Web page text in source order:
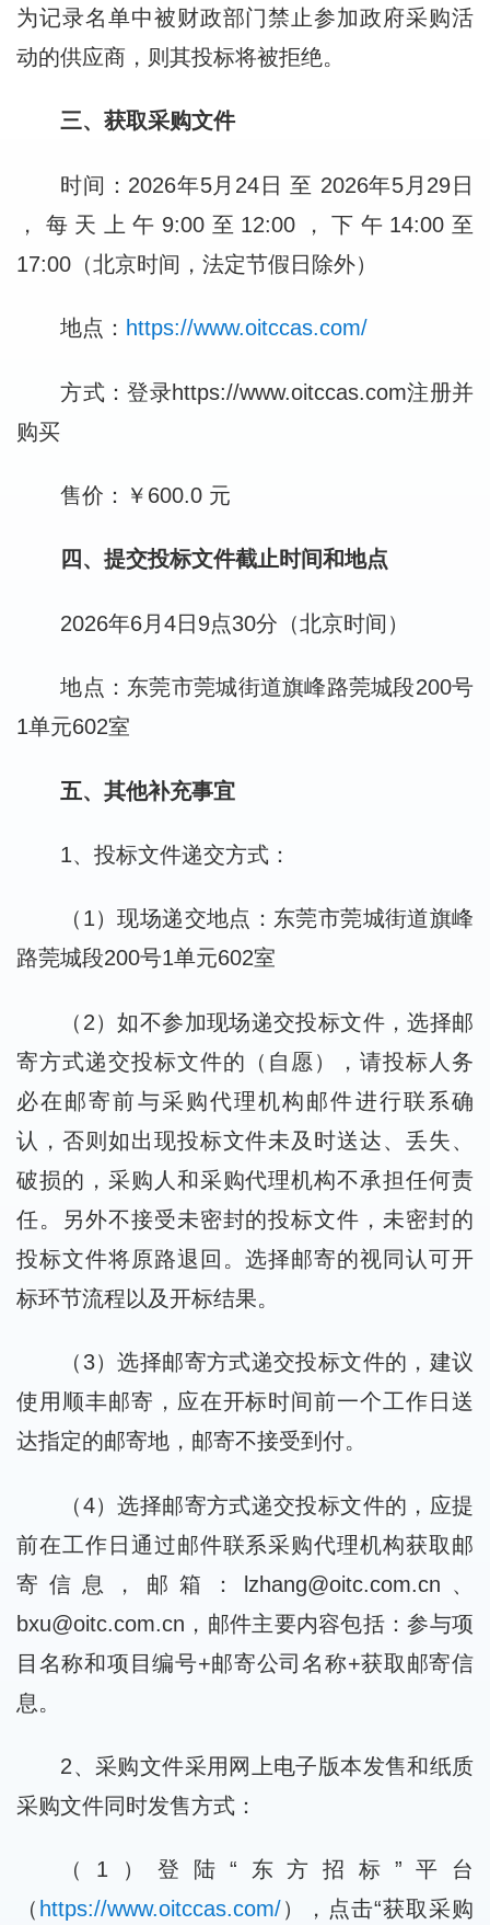
为记录名单中被财政部门禁止参加政府采购活
动的供应商，则其投标将被拒绝。
三、获取采购文件
时间：2026年5月24日 至 2026年5月29日
，每天上午9:00至12:00，下午14:00至
17:00（北京时间，法定节假日除外）
地点： https://www.oitccas.com/
方式：登录https://www.oitccas.com注册并
购买
售价：￥600.0 元
四、提交投标文件截止时间和地点
2026年6月4日9点30分（北京时间）
地点：东莞市莞城街道旗峰路莞城段200号
1单元602室
五、其他补充事宜
1、投标文件递交方式：
（1）现场递交地点：东莞市莞城街道旗峰
路莞城段200号1单元602室
（2）如不参加现场递交投标文件，选择邮
寄方式递交投标文件的（自愿），请投标人务
必在邮寄前与采购代理机构邮件进行联系确
认，否则如出现投标文件未及时送达、丢失、
破损的，采购人和采购代理机构不承担任何责
任。另外不接受未密封的投标文件，未密封的
投标文件将原路退回。选择邮寄的视同认可开
标环节流程以及开标结果。
（3）选择邮寄方式递交投标文件的，建议
使用顺丰邮寄，应在开标时间前一个工作日送
达指定的邮寄地，邮寄不接受到付。
（4）选择邮寄方式递交投标文件的，应提
前在工作日通过邮件联系采购代理机构获取邮
寄信息，邮箱：lzhang@oitc.com.cn、
bxu@oitc.com.cn，邮件主要内容包括：参与项
目名称和项目编号+邮寄公司名称+获取邮寄信
息。
2、采购文件采用网上电子版本发售和纸质
采购文件同时发售方式：
（1）登陆“东方招标”平台
（ https://www.oitccas.com/），点击“获取采购